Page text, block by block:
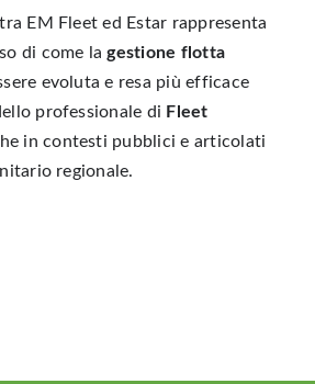
EM Fleet ed Estar rappresenta
di come lagestione flotta
evoluta e resa più efficace
professionale di Fleet
in contesti pubblici e articolati
regionale.